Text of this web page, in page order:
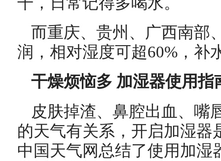
而重庆、贵州、广西南部
润，相对湿度可超60%，补
干燥烦恼多 加湿器使用指
皮肤掉渣、鼻腔出血、
的天气有关系，开启加湿器
中国天气网总结了使用 加湿